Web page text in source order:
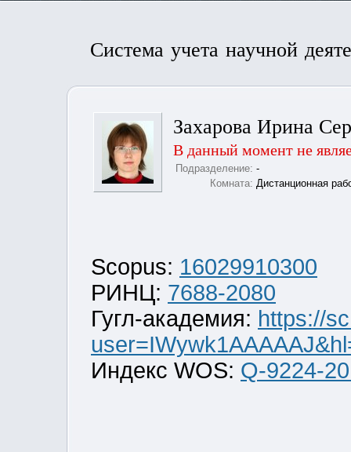
Система учета научной
Захарова Ирина
В данный момент не
Подразделение: -
Комната: Дистанционная
Scopus: 16029910300
РИНЦ: 7688-2080
Гугл-академия: https://
Индекс WOS: Q-9224-